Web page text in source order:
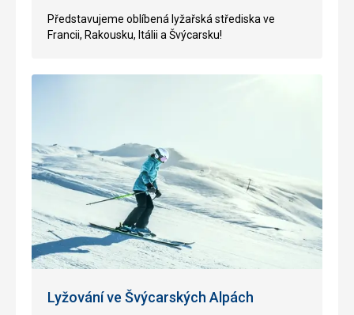
Představujeme oblíbená lyžařská střediska ve
Francii, Rakousku, Itálii a Švýcarsku!
Lyžování ve Švýcarských Alpách